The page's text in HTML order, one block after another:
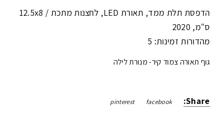
הדפסת תלת ממד, תאורת LED, לחצנות מתכת /
12.5x8
ס"מ,
מהדורות זמינות: 5
גוף תאורה צמוד קיר- מנורת לילה
Share:
facebook
pinterest